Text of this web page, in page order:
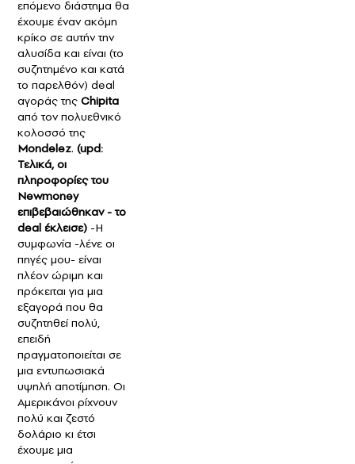
επόμενο διάστημα θα
έχουμε έναν ακόμη
κρίκο σε αυτήν την
αλυσίδα και είναι (το
συζητημένο και κατά
το παρελθόν) deal
αγοράς της Chipita
από τον πολυεθνικό
κολοσσό της
Mondelez. (upd:
Τελικά, οι
πληροφορίες του
Newmoney
επιβεβαιώθηκαν - το
deal έκλεισε) -Η
συμφωνία -λένε οι
πηγές μου- είναι
πλέον ώριμη και
πρόκειται για μια
εξαγορά που θα
συζητηθεί πολύ,
επειδή
πραγματοποιείται σε
μια εντυπωσιακά
υψηλή αποτίμηση. Οι
Αμερικάνοι ρίχνουν
πολύ και ζεστό
δολάριο κι έτσι
έχουμε μια